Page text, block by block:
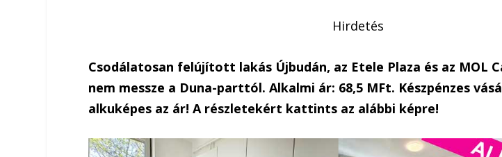
Hirdetés
Csodálatosan felújított lakás Újbudán, az Etele Plaza és az MOL
nem messze a Duna-parttól. Alkalmi ár: 68,5 MFt. Készpénzes
alkuképes az ár! A részletekért kattints az alábbi képre!